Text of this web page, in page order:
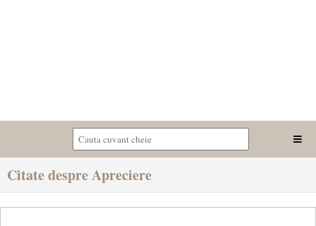
Citate despre Apreciere